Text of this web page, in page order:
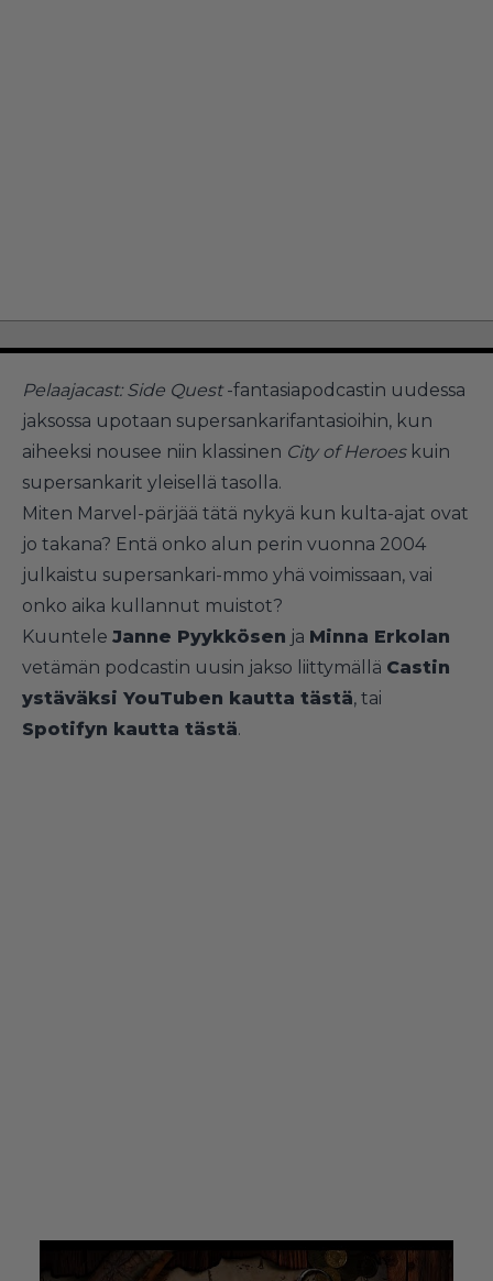
Pelaajacast: Side Quest-fantasiapodcastin uudessa
jaksossa upotaan supersankarifantasioihin, kun
aiheeksi nousee niin klassinen City of Heroeskuin
supersankarit yleisellä tasolla.
Miten Marvel-pärjää tätä nykyä kun kulta-ajat ovat
jo takana? Entä onko alun perin vuonna 2004
julkaistu supersankari-mmo yhä voimissaan, vai
onko aika kullannut muistot?
Kuuntele Janne Pyykkösen ja Minna Erkolan
vetämän podcastin uusin jakso liittymällä Castin
ystäväksi YouTuben kautta tästä, tai
Spotifyn kautta tästä.